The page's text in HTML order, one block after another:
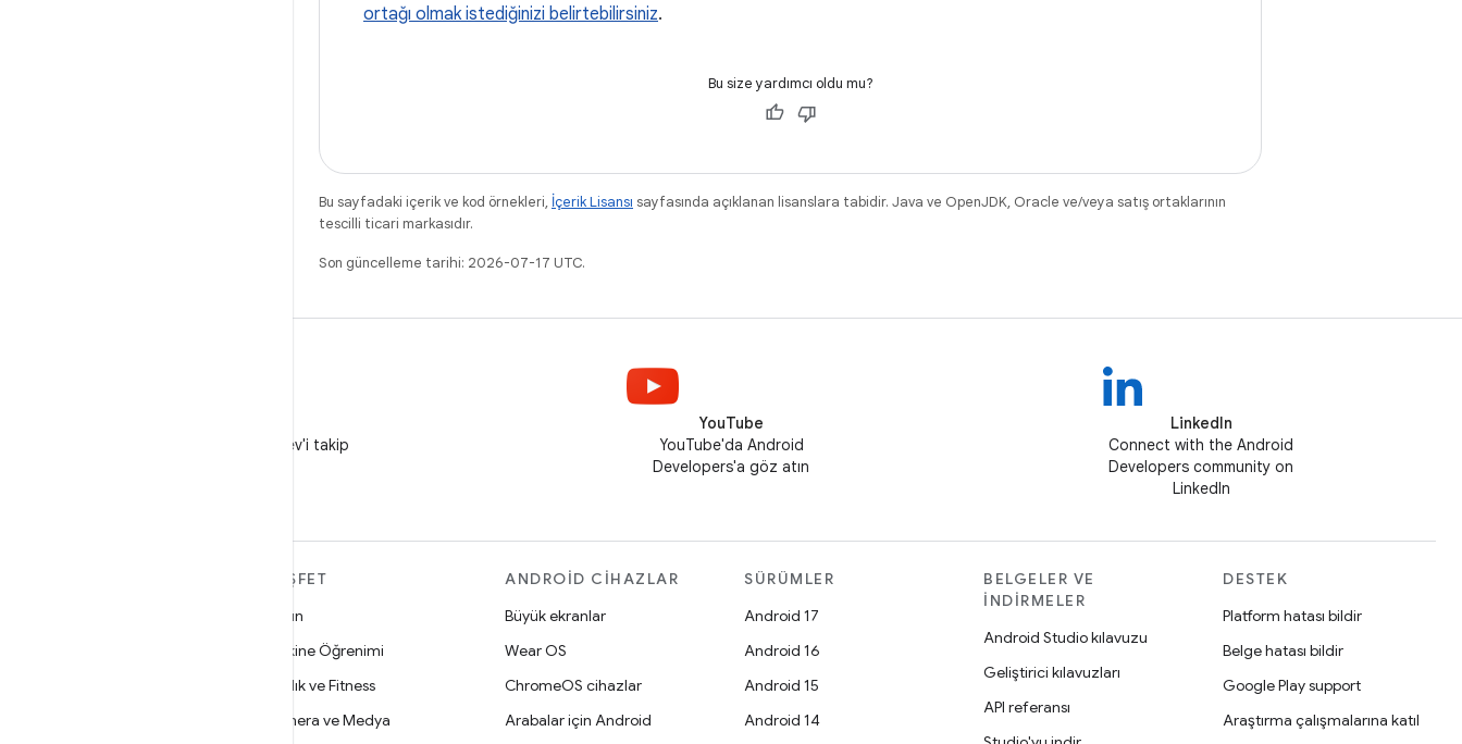
ortağı olmak istediğinizi belirtebilirsiniz.
Bu size yardımcı oldu mu?
Bu sayfadaki içerik ve kod örnekleri, İçerik Lisansı sayfasında açıklanan lisanslara tabidir. Java ve OpenJDK, Oracle ve/veya satış ortaklarının
tescilli ticari markasıdır.
Son güncelleme tarihi: 2026-07-17 UTC.
X'te @AndroidDev'i takip
YouTube
YouTube'da Android
Developers'a göz atın
LinkedIn
Connect with the Android
Developers community on
LinkedIn
KEŞFET
Oyun
Makine Öğrenimi
Sağlık ve Fitness
Kamera ve Medya
ANDROID CIHAZLAR
Büyük ekranlar
Wear OS
ChromeOS cihazlar
Arabalar için Android
SÜRÜMLER
Android 17
Android 16
Android 15
Android 14
BELGELER VE
İNDIRMELER
Android Studio kılavuzu
Geliştirici kılavuzları
API referansı
DESTEK
Platform hatası bildir
Belge hatası bildir
Google Play support
Araştırma çalışmalarına katıl